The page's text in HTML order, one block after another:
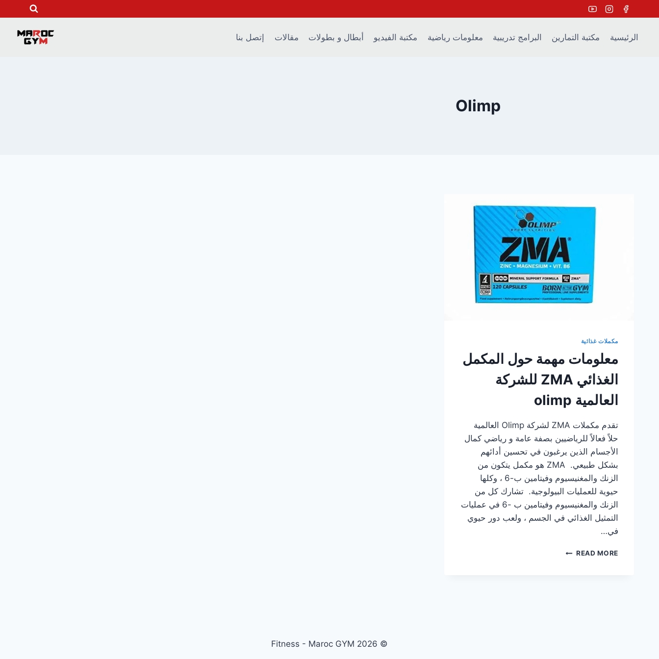
to
contentالرئيسية مكتبة التمارين البرامج تدريبية معلومات رياضية مكتبة الفيديو أبطال و بطولات مقالات إتصل بنا
Olimp
مكملات غذائية
معلومات مهمة حول المكمل
الغذائي ZMA للشركة
العالمية olimp
تقدم مكملات ZMA لشركة Olimp العالمية
حلاً فعالاً للرياضيين بصفة عامة و رياضي كمال
الأجسام الذين يرغبون في تحسين أدائهم
بشكل طبيعي. ZMA هو مكمل يتكون من
الزنك والمغنيسيوم وفيتامين ب-6 ، وكلها
حيوية للعمليات البيولوجية. تشارك كل من
الزنك والمغنيسيوم وفيتامين ب -6 في عمليات
التمثيل الغذائي في الجسم ، ولعب دور حيوي
في…
READ MOREمعلومات
© 2026 Fitness - Maroc GYM